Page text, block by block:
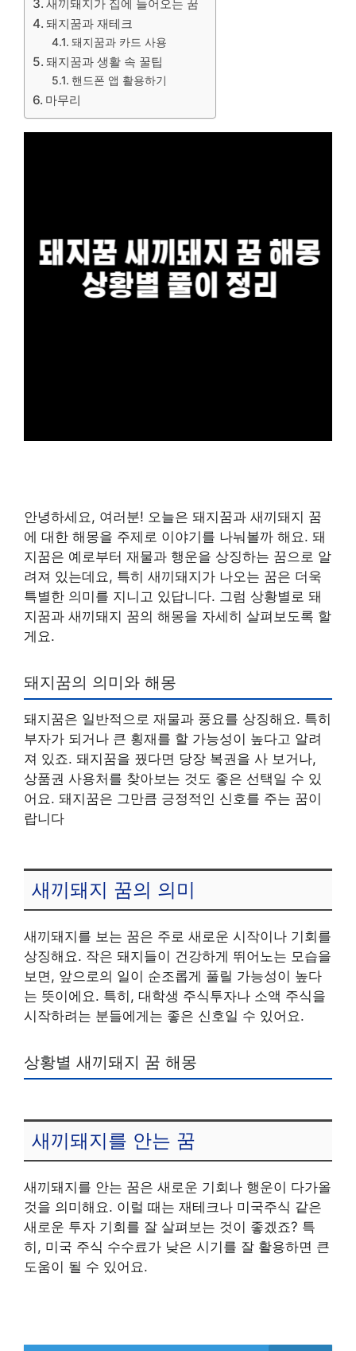
새끼돼지가 집에 들어오는 꿈
돼지꿈과 재테크
돼지꿈과 카드 사용
돼지꿈과 생활 속 꿀팁
핸드폰 앱 활용하기
마무리
안녕하세요, 여러분! 오늘은 돼지꿈과 새끼돼지 꿈
에 대한 해몽을 주제로 이야기를 나눠볼까 해요. 돼
지꿈은 예로부터 재물과 행운을 상징하는 꿈으로 알
려져 있는데요, 특히 새끼돼지가 나오는 꿈은 더욱
특별한 의미를 지니고 있답니다. 그럼 상황별로 돼
지꿈과 새끼돼지 꿈의 해몽을 자세히 살펴보도록 할
게요.
돼지꿈의 의미와 해몽
돼지꿈은 일반적으로 재물과 풍요를 상징해요. 특히
부자가 되거나 큰 횡재를 할 가능성이 높다고 알려
져 있죠. 돼지꿈을 꿨다면 당장 복권을 사 보거나,
상품권 사용처를 찾아보는 것도 좋은 선택일 수 있
어요. 돼지꿈은 그만큼 긍정적인 신호를 주는 꿈이
랍니다
새끼돼지 꿈의 의미
새끼돼지를 보는 꿈은 주로 새로운 시작이나 기회를
상징해요. 작은 돼지들이 건강하게 뛰어노는 모습을
보면, 앞으로의 일이 순조롭게 풀릴 가능성이 높다
는 뜻이에요. 특히, 대학생 주식투자나 소액 주식을
시작하려는 분들에게는 좋은 신호일 수 있어요.
상황별 새끼돼지 꿈 해몽
새끼돼지를 안는 꿈
새끼돼지를 안는 꿈은 새로운 기회나 행운이 다가올
것을 의미해요. 이럴 때는 재테크나 미국주식 같은
새로운 투자 기회를 잘 살펴보는 것이 좋겠죠? 특
히, 미국 주식 수수료가 낮은 시기를 잘 활용하면 큰
도움이 될 수 있어요.